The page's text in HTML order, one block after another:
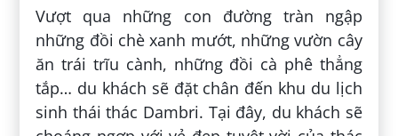
Vượt qua những con đường tràn ngập
những đồi chè xanh mướt, những vườn cây
ăn trái trĩu cành, những đồi cà phê thẳng
tắp… du khách sẽ đặt chân đến khu du lịch
sinh thái thác Dambri. Tại đây, du khách sẽ